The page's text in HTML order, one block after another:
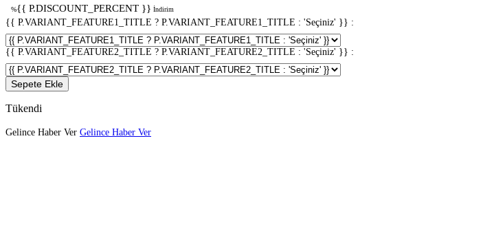
%{{ P.DISCOUNT_PERCENT }} İndirim
{{ P.VARIANT_FEATURE1_TITLE ? P.VARIANT_FEATURE1_TITLE : 'Seçiniz' }} :
{{ P.VARIANT_FEATURE2_TITLE ? P.VARIANT_FEATURE2_TITLE : 'Seçiniz' }} :
Sepete Ekle
Tükendi
Gelince Haber Ver Gelince Haber Ver